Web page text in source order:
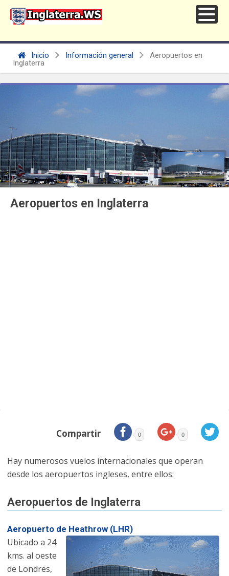
Inicio Información general
Aeropuertos en
Inglaterra
Aeropuertos en Inglaterra
Compartir 0 0
Hay numerosos vuelos internacionales que operan
desde los aeropuertos ingleses, entre ellos:
Aeropuertos de Inglaterra
Aeropuerto de Heathrow (LHR)
Ubicado a 24
kms. al oeste
de Londres,